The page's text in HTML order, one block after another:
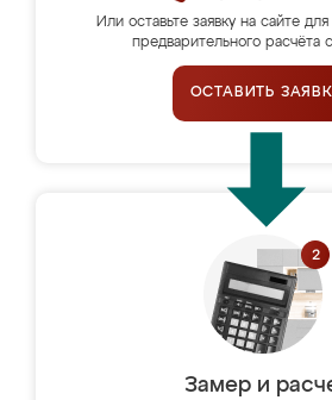
Или оставьте заявку на сайте для
предварительного расчёта
ОСТАВИТЬ
Замер и